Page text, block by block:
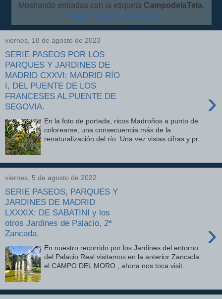
Mostrando entradas con la etiqueta CampodelaTela.
Mostrar todas las entradas
viernes, 18 de agosto de 2023
SERIE PASEOS POR LOS
PARQUES Y JARDINES DE
MADRID CXXVI: MADRID RÍO
I, DEL PUENTE DE LOS
FRANCESES AL PUENTE DE
SEGOVIA.
›
En la foto de portada, ricos Madroños a punto de
colorearse, una consecuencia más de la
renaturalización del río. Una vez vistas cifras y pr...
viernes, 5 de agosto de 2022
SERIE PASEOS, PARQUES Y
JARDINES DE MADRID
LXXXIX: DE SABATINI y los
otros Jardines de Palacio, 2ª
Zancada.
›
En nuestro recorrido por los Jardines del entorno
del Palacio Real visitamos en la anterior Zancada
el CAMPO DEL MORO , ahora nos toca visit...